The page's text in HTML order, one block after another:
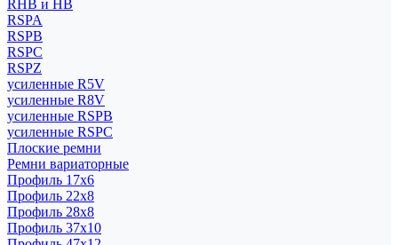
RHB и HB
RSPA
RSPB
RSPC
RSPZ
усиленные R5V
усиленные R8V
усиленные RSPB
усиленные RSPC
Плоские ремни
Ремни вариаторные
Профиль 17x6
Профиль 22x8
Профиль 28x8
Профиль 37x10